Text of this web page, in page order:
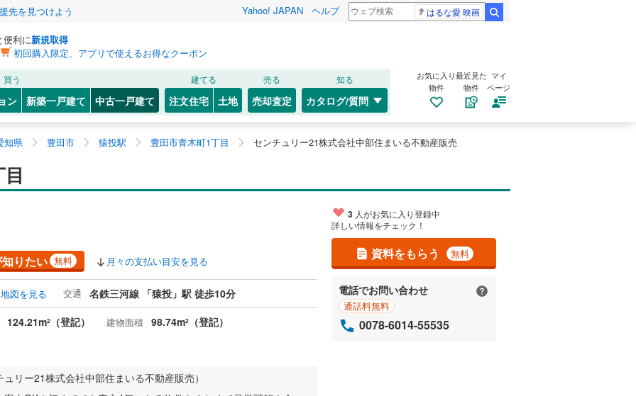
先を見つけよう Yahoo! JAPAN ヘルプ はるな愛 映画
便利に新規取得
初回購入限定、アプリで使えるお得なクーポン
買う
ン 新築一戸建て 中古一戸建て
建てる
注文住宅 土地
売る
売却査定
知る
カタログ/質問
お気に入り
物件
最近見た
物件
マイ
ページ
知県 豊田市 猿投駅 豊田市青木町1丁目 センチュリー21株式会社中部住まいる不動産販売
りたい 無料 月々の支払い目安を見る
地図を見る 交通
名鉄三河線 「猿投」駅 徒歩10分
124.21m2 （登記） 建物面積 98.74m2 （登記）
リー21株式会社中部住まいる不動産販売）
3 人がお気に入り登録中
詳しい情報をチェック！
資料をもらう 無料
電話でお問い合わせ
通話料無料
0078-6014-55535